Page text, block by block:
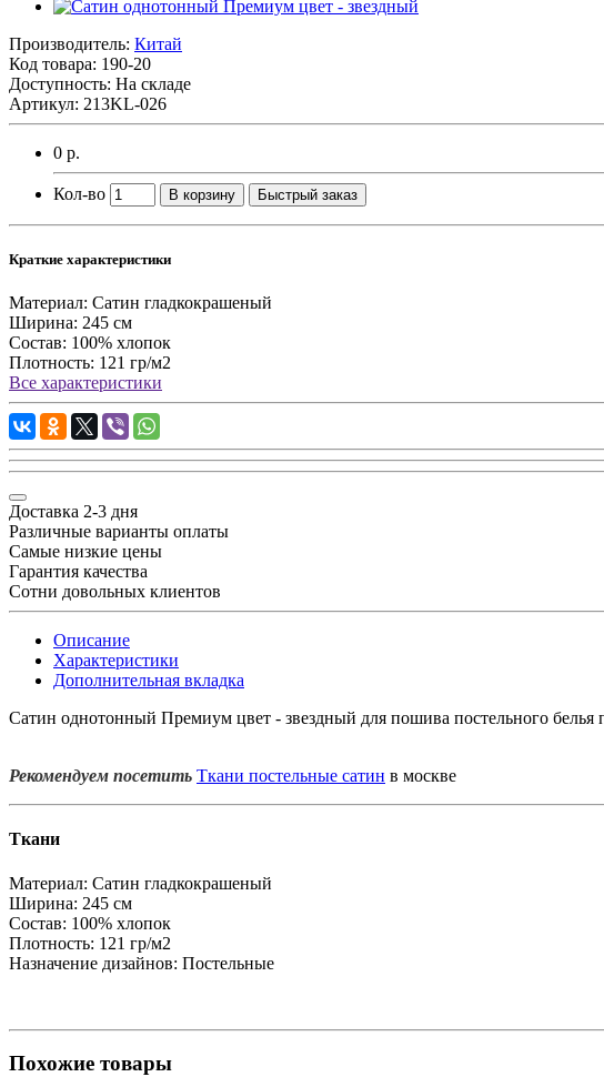
Производитель: Китай
Код товара: 190-20
Доступность: На складе
Артикул: 213KL-026
0 р.
Кол-во В корзину Быстрый заказ
Краткие характеристики
Материал: Сатин гладкокрашеный
Ширина: 245 см
Состав: 100% хлопок
Плотность: 121 гр/м2
Все характеристики
Доставка 2-3 дня
Различные варианты оплаты
Самые низкие цены
Гарантия качества
Сотни довольных клиентов
Описание
Характеристики
Дополнительная вкладка
Сатин однотонный Премиум цвет - звездный для пошива постельного белья
Рекомендуем посетить Ткани постельные сатин в москве
Ткани
Материал: Сатин гладкокрашеный
Ширина: 245 см
Состав: 100% хлопок
Плотность: 121 гр/м2
Назначение дизайнов: Постельные
Похожие товары